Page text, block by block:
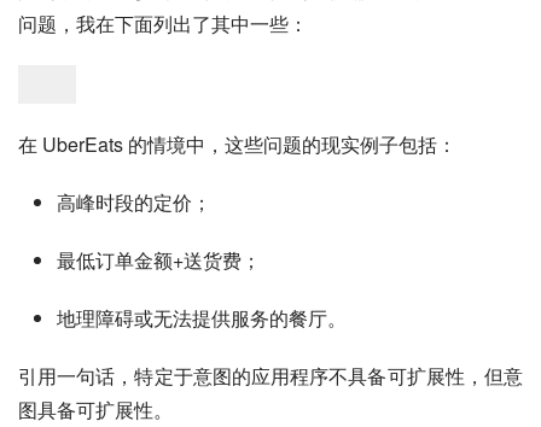
问题，我在下面列出了其中一些：
在 UberEats 的情境中，这些问题的现实例子包括：
高峰时段的定价；
最低订单金额+送货费；
地理障碍或无法提供服务的餐厅。
引用一句话，特定于意图的应用程序不具备可扩展性，但意
图具备可扩展性。